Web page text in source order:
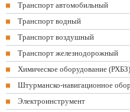
Транспорт автомобильный
Транспорт водный
Транспорт воздушный
Транспорт железнодорожный
Химическое оборудование (РХБЗ)
Штурманско-навигационное
Электроинструмент